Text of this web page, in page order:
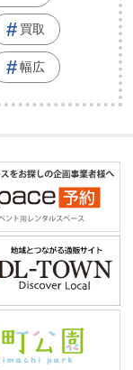
買取
幅広